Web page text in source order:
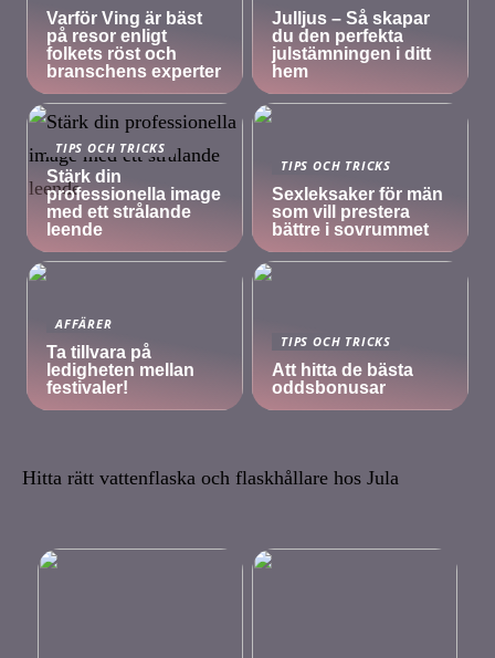
Varför Ving är bäst
på resor enligt
folkets röst och
branschens experter
Julljus – Så skapar
du den perfekta
julstämningen i ditt
hem
TIPS OCH TRICKS
Stärk din
professionella image
med ett strålande
leende
TIPS OCH TRICKS
Sexleksaker för män
som vill prestera
bättre i sovrummet
AFFÄRER
Ta tillvara på
ledigheten mellan
festivaler!
TIPS OCH TRICKS
Att hitta de bästa
oddsbonusar
Hitta rätt vattenflaska och flaskhållare hos Jula